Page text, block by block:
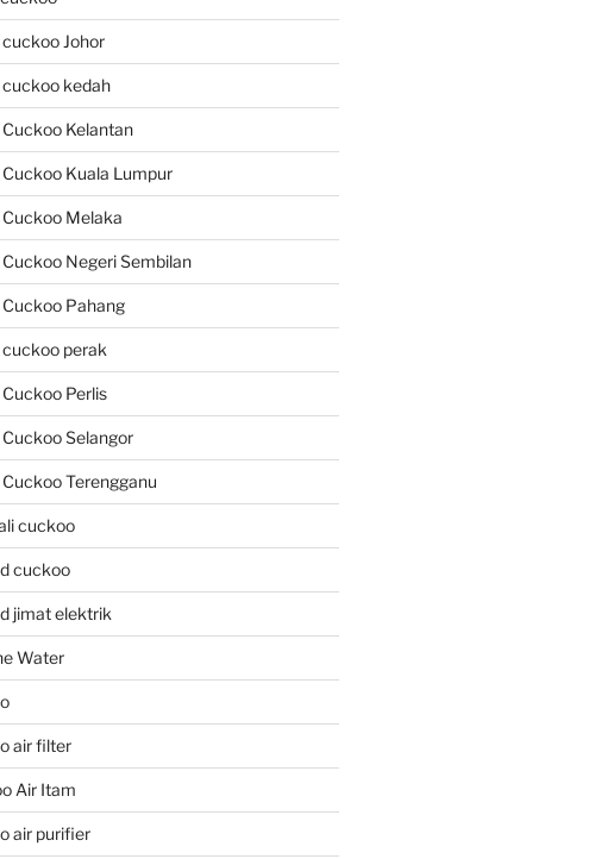
Johor
kedah
Kelantan
Kuala Lumpur
Melaka
Negeri Sembilan
Pahang
perak
Perlis
Selangor
Terengganu
cuckoo
cuckoo
jimat elektrik
Water
air filter
Air Itam
air purifier